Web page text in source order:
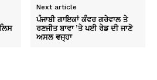
Next article
ਪੰਜਾਬੀ ਗਾਇਕਾਂ ਕੰਵਰ ਗਰੇਵਾਲ ਤੇ
ਰਣਜੀਤ ਬਾਵਾ ’ਤੇ ਪਈ ਰੇਡ ਦੀ ਜਾਣੋ
ਅਸਲ ਵਜ੍ਹਾ